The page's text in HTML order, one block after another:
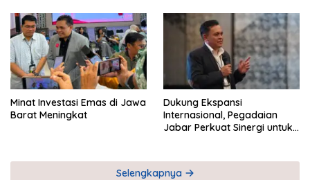
Minat Investasi Emas di Jawa
Barat Meningkat
Dukung Ekspansi
Internasional, Pegadaian
Jabar Perkuat Sinergi untuk
Selengkapnya